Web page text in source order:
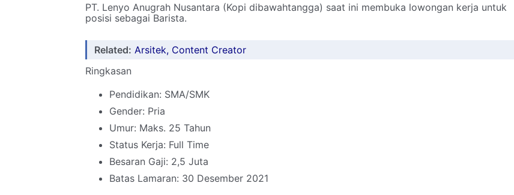
PT. Lenyo Anugrah Nusantara (Kopi dibawahtangga) saat ini membuka lowongan kerja untuk
posisi sebagai Barista.
Related: Arsitek, Content Creator
Ringkasan
Pendidikan: SMA/SMK
Gender: Pria
Umur: Maks. 25 Tahun
Status Kerja: Full Time
Besaran Gaji: 2,5 Juta
Batas Lamaran: 30 Desember 2021